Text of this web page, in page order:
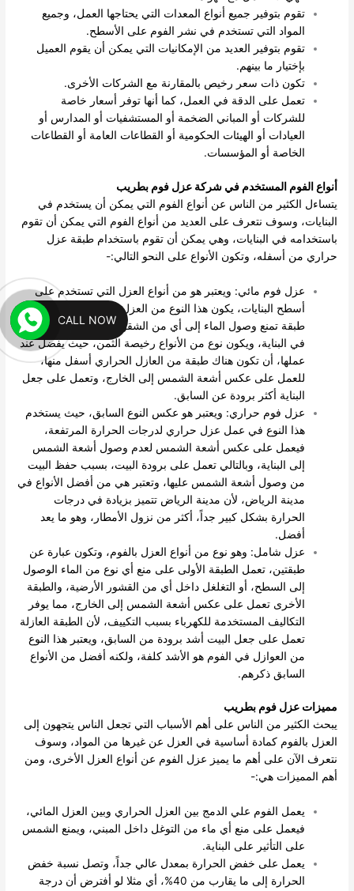
تقوم بتوفير جميع أنواع المعدات التي يحتاجها العمل، وجميع
المواد التي تستخدم في نشر الفوم على الأسطح.
تقوم بتوفير العديد من الإمكانيات التي يمكن أن يقوم العميل
بإختيار ما بينهم.
تكون ذات سعر رخيص بالمقارنة مع الشركات الأخرى.
تعمل على الدقة في العمل، كما أنها توفر أسعار خاصة
للشركات أو المباني الضخمة أو المستشفيات أو المدارس أو
العيادات أو الهيئات الحكومية أو القطاعات العامة أو القطاعات
الخاصة أو المؤسسات.
أنواع الفوم المستخدم في شركة عزل فوم بطريب
يتساءل الكثير من الناس عن أنواع الفوم التي يمكن أن يستخدم في
البنايات، وسوف نتعرف على العديد من أنواع الفوم التي يمكن أن تقوم
باستخدامه في البنايات، وهي يمكن أن تقوم باستخدام طبقة عزل
حراري من أسفله، وتكون الأنواع على النحو التالي:-
عزل فوم مائي: ويعتبر هو من أنواع العزل التي تستخدم على
أسطح البنايات، يكون هذا النوع من العزل متخصص في عمل
طبقة تمنع وصول الماء إلى أي من الشقوق أو الكسور الموجودة
في البناية، ويكون نوع من الأنواع رخيصة الثمن، حيث يفضل عند
عملها، أن تكون هناك طبقة من العازل الحراري أسفل منها،
للعمل على عكس أشعة الشمس إلى الخارج، وتعمل على جعل
البناية أكثر برودة عن السابق.
عزل فوم حراري: ويعتبر هو عكس النوع السابق، حيث يستخدم
هذا النوع في عمل عزل حراري لدرجات الحرارة المرتفعة،
فيعمل على عكس أشعة الشمس لعدم وصول أشعة الشمس
إلى البناية، وبالتالي تعمل على برودة البيت، بسبب حفظ البيت
من وصول أشعة الشمس عليها، وتعتبر هي من أفضل الأنواع في
مدينة الرياض، لأن مدينة الرياض تتميز بزيادة في درجات
الحرارة بشكل كبير جداً، أكثر من نزول الأمطار، وهو ما يعد
أفضل.
عزل شامل: وهو نوع من أنواع العزل بالفوم، وتكون عبارة عن
طبقتين، تعمل الطبقة الأولى على منع أي نوع من الماء الوصول
إلى السطح، أو التغلغل داخل أي من القشور الأرضية، والطبقة
الأخرى تعمل على عكس أشعة الشمس إلى الخارج، مما يوفر
التكاليف المستخدمة للكهرباء بسبب التكييف، لأن الطبقة العازلة
تعمل على جعل البيت أشد برودة من السابق، ويعتبر هذا النوع
من العوازل في الفوم هو الأشد كلفة، ولكنه أفضل من الأنواع
السابق ذكرهم.
مميزات عزل فوم بطريب
يبحث الكثير من الناس على أهم الأسباب التي تجعل الناس يتجهون إلى
العزل بالفوم كمادة أساسية في العزل عن غيرها من المواد، وسوف
نتعرف الآن على أهم ما يميز عزل الفوم عن أنواع العزل الأخرى، ومن
أهم المميزات هي:-
يعمل الفوم علي الدمج بين العزل الحراري وبين العزل المائي،
فيعمل على منع أي ماء من التوغل داخل المبني، ويمنع الشمس
على التأثير على البناية.
يعمل على خفض الحرارة بمعدل عالي جداً، وتصل نسبة خفض
الحرارة إلى ما يقارب من 40%، أي مثلا لو أفترض أن درجة
CALL NOW